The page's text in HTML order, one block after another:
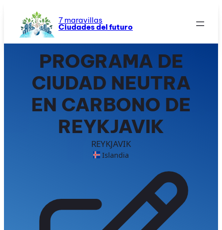
contenido
7 maravillas
Ciudades del futuro
PROGRAMA DE
CIUDAD NEUTRA
EN CARBONO DE
REYKJAVIK
REYKJAVIK
Islandia